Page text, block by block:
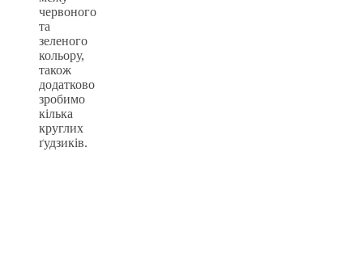
червоного
та
зеленого
кольору,
також
додатково
зробимо
кілька
круглих
ґудзиків.